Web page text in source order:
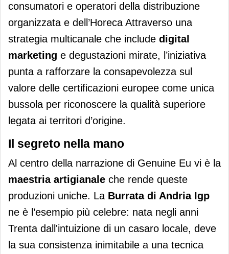
consumatori e operatori della distribuzione
organizzata e dell’Horeca Attraverso una
strategia multicanale che include digital
marketing e degustazioni mirate, l’iniziativa
punta a rafforzare la consapevolezza sul
valore delle certificazioni europee come unica
bussola per riconoscere la qualità superiore
legata ai territori d’origine.
Il segreto nella mano
Al centro della narrazione di Genuine Eu vi è la
maestria artigianale che rende queste
produzioni uniche. La Burrata di Andria Igp
ne è l’esempio più celebre: nata negli anni
Trenta dall'intuizione di un casaro locale, deve
la sua consistenza inimitabile a una tecnica